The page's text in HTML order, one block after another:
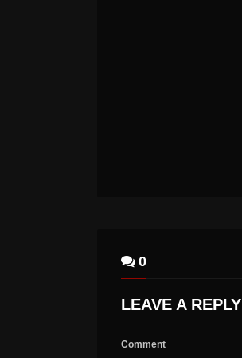
0
LEAVE A REPLY
Comment